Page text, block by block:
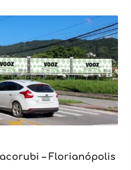
– Florianópolis